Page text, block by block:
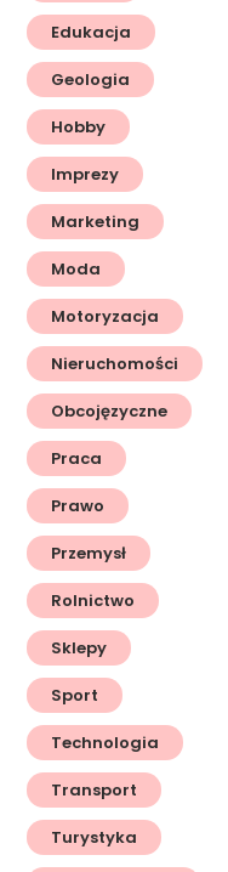
Edukacja
Geologia
Hobby
Imprezy
Marketing
Moda
Motoryzacja
Nieruchomości
Obcojęzyczne
Praca
Prawo
Przemysł
Rolnictwo
Sklepy
Sport
Technologia
Transport
Turystyka